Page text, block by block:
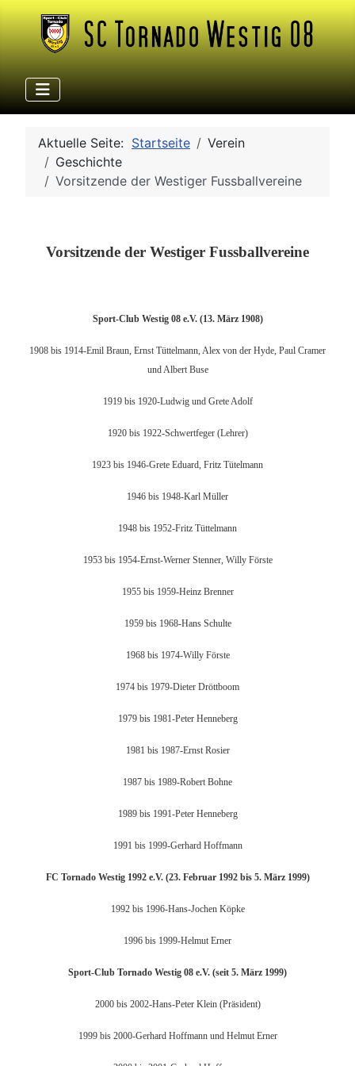
Aktuelle Seite: Startseite
Verein
Geschichte
Vorsitzende der Westiger Fussballvereine
Vorsitzende der Westiger Fussballvereine
Sport-Club Westig 08 e.V. (13. März 1908)
1908 bis 1914-Emil Braun, Ernst Tüttelmann, Alex von der Hyde, Paul Cramer
und Albert Buse
1919 bis 1920-Ludwig und Grete Adolf
1920 bis 1922-Schwertfeger (Lehrer)
1923 bis 1946-Grete Eduard, Fritz Tütelmann
1946 bis 1948-Karl Müller
1948 bis 1952-Fritz Tüttelmann
1953 bis 1954-Ernst-Werner Stenner, Willy Förste
1955 bis 1959-Heinz Brenner
1959 bis 1968-Hans Schulte
1968 bis 1974-Willy Förste
1974 bis 1979-Dieter Dröttboom
1979 bis 1981-Peter Henneberg
1981 bis 1987-Ernst Rosier
1987 bis 1989-Robert Bohne
1989 bis 1991-Peter Henneberg
1991 bis 1999-Gerhard Hoffmann
FC Tornado Westig 1992 e.V. (23. Februar 1992 bis 5. März 1999)
1992 bis 1996-Hans-Jochen Köpke
1996 bis 1999-Helmut Erner
Sport-Club Tornado Westig 08 e.V. (seit 5. März 1999)
2000 bis 2002-Hans-Peter Klein (Präsident)
1999 bis 2000-Gerhard Hoffmann und Helmut Erner